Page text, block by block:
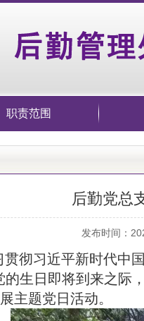
职责范围
后勤党总
发布时间：
贯彻习近平新时代中
的生日即将到来之际
主题党日活动。